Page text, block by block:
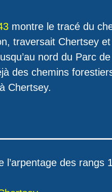
montre le tracé du
traversait Chertsey
nord du Parc
des chemins
Chertsey.
des rangs